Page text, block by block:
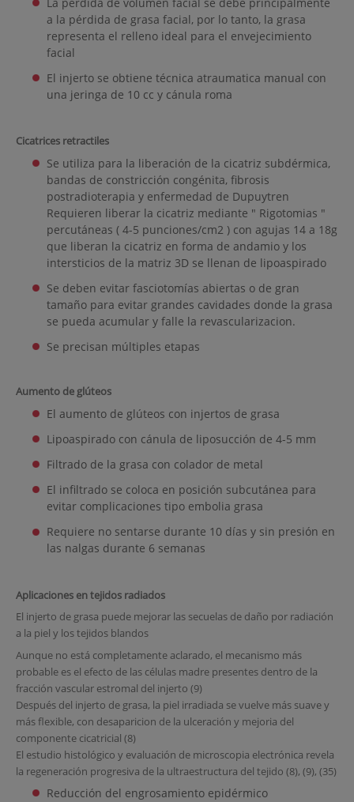
a la pérdida de grasa facial, por lo tanto, la grasa
representa el relleno ideal para el envejecimiento
facial
El injerto se obtiene técnica atraumatica manual con
una jeringa de 10 cc y cánula roma
Cicatrices retractiles
Se utiliza para la liberación de la cicatriz subdérmica,
bandas de constricción congénita, fibrosis
postradioterapia y enfermedad de Dupuytren
Requieren liberar la cicatriz mediante " Rigotomias "
percutáneas ( 4-5 punciones/cm2 ) con agujas 14 a 18g
que liberan la cicatriz en forma de andamio y los
intersticios de la matriz 3D se llenan de lipoaspirado
Se deben evitar fasciotomías abiertas o de gran
tamaño para evitar grandes cavidades donde la grasa
se ​​pueda acumular y falle la revascularizacion.
Se precisan múltiples etapas
Aumento de glúteos
El aumento de glúteos con injertos de grasa
Lipoaspirado con cánula de liposucción de 4-5 mm
Filtrado de la grasa con colador de metal
El infiltrado se coloca en posición subcutánea para
evitar complicaciones tipo embolia grasa
Requiere no sentarse durante 10 días y sin presión en
las nalgas durante 6 semanas
Aplicaciones en tejidos radiados
El injerto de grasa puede mejorar las secuelas de daño por radiación
a la piel y los tejidos blandos
Aunque no está completamente aclarado, el mecanismo más
probable es el efecto de las células madre presentes dentro de la
fracción vascular estromal del injerto (9)
Después del injerto de grasa, la piel irradiada se vuelve más suave y
más flexible, con desaparicion de la ulceración y mejoria del
componente cicatricial (8)
El estudio histológico y evaluación de microscopia electrónica revela
la regeneración progresiva de la ultraestructura del tejido (8), (9), (35)
Reducción del engrosamiento epidérmico